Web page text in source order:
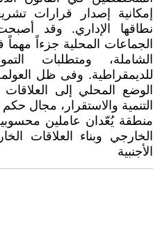
إمكانية إصدار قرارات
نطاقها الإداري. وقد
الجماعات المحلية جزءاً مهماً
الشاملة، ومتطلبات
للديمقراطية. وفى ظل
الوضع المحلي إلى
التنمية والاستقرار، مجال
منطقة يُعّدان عاملين
الخارجي وبناء العلاقات
الأجنبية